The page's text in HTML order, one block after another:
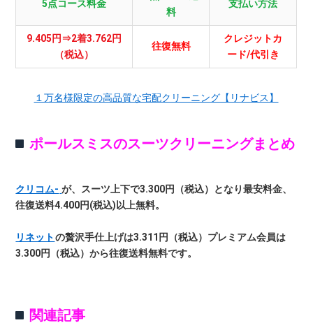
5点コース料金
料
支払い方法
9.405円⇒2着3.762円
（税込）
往復無料
クレジットカ
ード/代引き
１万名様限定の高品質な宅配クリーニング【リナビス】
ポールスミスのスーツクリーニングまとめ
クリコム- が、スーツ上下で3.300円（税込）となり最安料金、
往復送料4.400円(税込)以上無料。
リネット の贅沢手仕上げは3.311円（税込）プレミアム会員は
3.300円（税込）から往復送料無料です。
関連記事